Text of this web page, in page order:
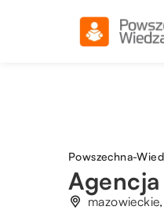
Powszechna-